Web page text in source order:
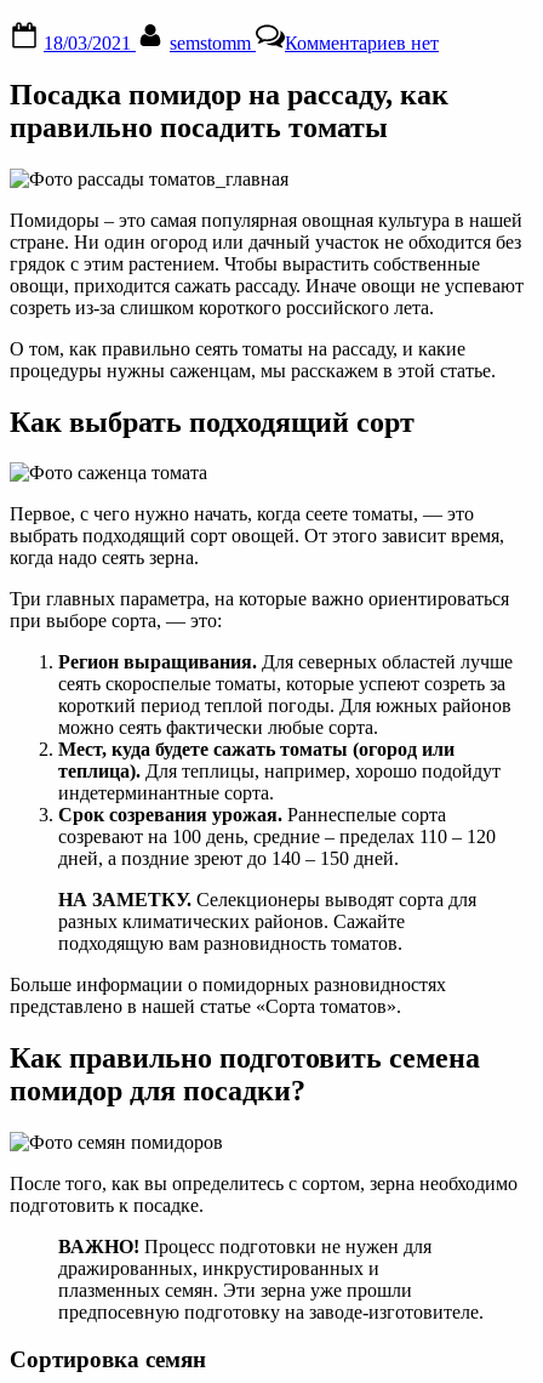
on
18/03/2021 semstomm Комментариевзаписи
помидор
домашних
условиях
нет
Посадка помидор на рассаду, как
правильно посадить томаты
Помидоры – это самая популярная овощная культура в нашей
стране. Ни один огород или дачный участок не обходится без
грядок с этим растением. Чтобы вырастить собственные
овощи, приходится сажать рассаду. Иначе овощи не успевают
созреть из-за слишком короткого российского лета.
О том, как правильно сеять томаты на рассаду, и какие
процедуры нужны саженцам, мы расскажем в этой статье.
Как выбрать подходящий сорт
Первое, с чего нужно начать, когда сеете томаты, — это
выбрать подходящий сорт овощей. От этого зависит время,
когда надо сеять зерна.
Три главных параметра, на которые важно ориентироваться
при выборе сорта, — это:
Регион выращивания. Для северных областей лучше
сеять скороспелые томаты, которые успеют созреть за
короткий период теплой погоды. Для южных районов
можно сеять фактически любые сорта.
Мест, куда будете сажать томаты (огород или
теплица). Для теплицы, например, хорошо подойдут
индетерминантные сорта.
Срок созревания урожая. Раннеспелые сорта
созревают на 100 день, средние – пределах 110 – 120
дней, а поздние зреют до 140 – 150 дней.
НА ЗАМЕТКУ. Селекционеры выводят сорта для
разных климатических районов. Сажайте
подходящую вам разновидность томатов.
Больше информации о помидорных разновидностях
представлено в нашей статье «Сорта томатов».
Как правильно подготовить семена
помидор для посадки?
После того, как вы определитесь с сортом, зерна необходимо
подготовить к посадке.
ВАЖНО! Процесс подготовки не нужен для
дражированных, инкрустированных и
плазменных семян. Эти зерна уже прошли
предпосевную подготовку на заводе-изготовителе.
Сортировка семян